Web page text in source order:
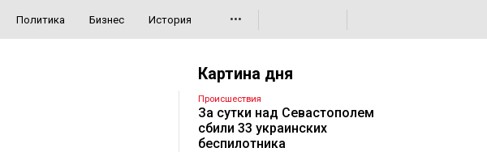
Политика Бизнес История •••
Картина дня
Происшествия
За сутки над Севастополем
сбили 33 украинских
беспилотника